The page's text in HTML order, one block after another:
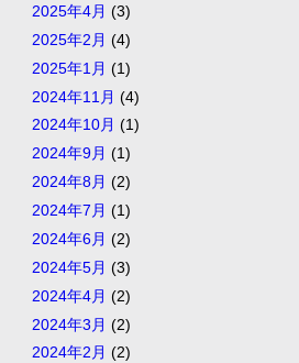
2025年4月 (3)
2025年2月 (4)
2025年1月 (1)
2024年11月 (4)
2024年10月 (1)
2024年9月 (1)
2024年8月 (2)
2024年7月 (1)
2024年6月 (2)
2024年5月 (3)
2024年4月 (2)
2024年3月 (2)
2024年2月 (2)